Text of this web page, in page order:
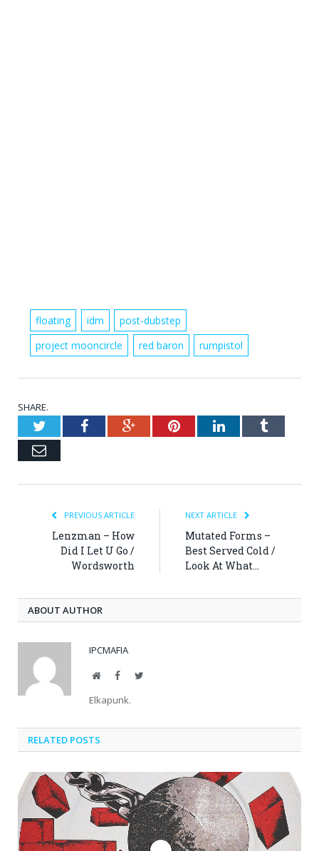
floating idm
post-dubstep
project mooncircle
red baron rumpistol
SHARE.
TwitterFacebookGoogle+PinterestLinkedInTumblr
Email
PREVIOUS ARTICLE
Lenzman – How
Did I Let U Go /
Wordsworth
NEXT ARTICLE
Mutated Forms –
Best Served Cold /
Look At What…
ABOUT AUTHOR
IPCMAFIA
WebsiteFacebookTwitter
Elkapunk.
RELATED POSTS